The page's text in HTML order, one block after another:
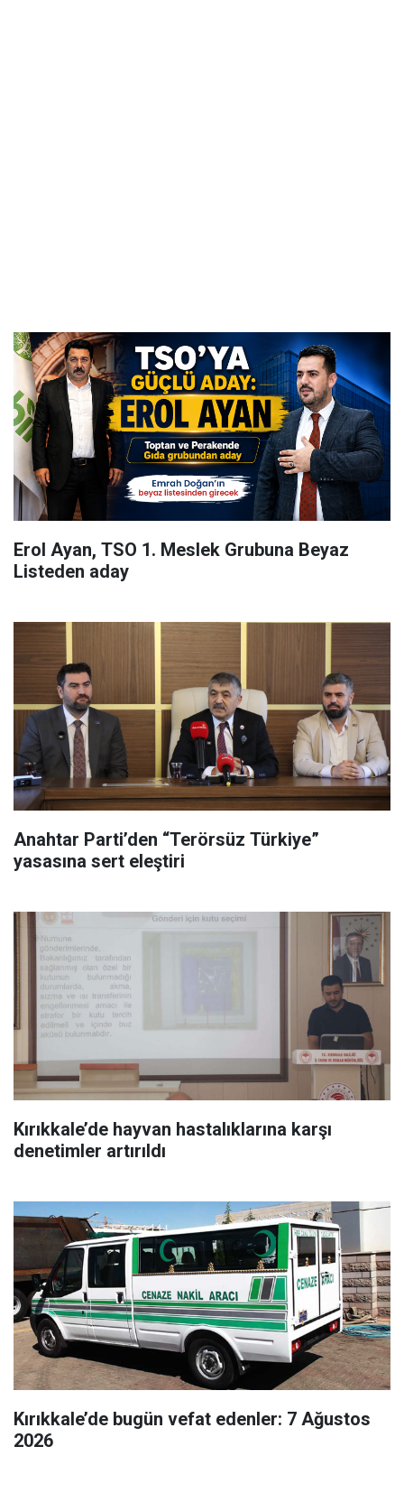
Erol Ayan, TSO 1. Meslek Grubuna Beyaz
Listeden aday
Anahtar Parti’den “Terörsüz Türkiye”
yasasına sert eleştiri
Kırıkkale’de hayvan hastalıklarına karşı
denetimler artırıldı
Kırıkkale’de bugün vefat edenler: 7 Ağustos
2026